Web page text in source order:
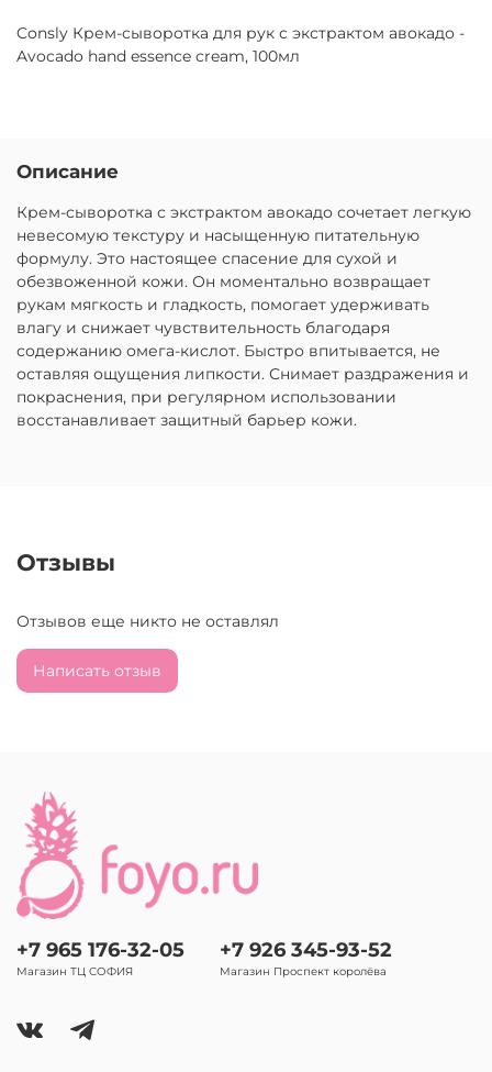
Consly Крем-сыворотка для рук с экстрактом авокадо -
Avocado hand essence cream, 100мл
Описание
Крем-сыворотка с экстрактом авокадо сочетает легкую
невесомую текстуру и насыщенную питательную
формулу. Это настоящее спасение для сухой и
обезвоженной кожи. Он моментально возвращает
рукам мягкость и гладкость, помогает удерживать
влагу и снижает чувствительность благодаря
содержанию омега-кислот. Быстро впитывается, не
оставляя ощущения липкости. Снимает раздражения и
покраснения, при регулярном использовании
восстанавливает защитный барьер кожи.
Отзывы
Отзывов еще никто не оставлял
Написать отзыв
+7 965 176-32-05
Магазин ТЦ СОФИЯ
+7 926 345-93-52
Магазин Проспект королёва